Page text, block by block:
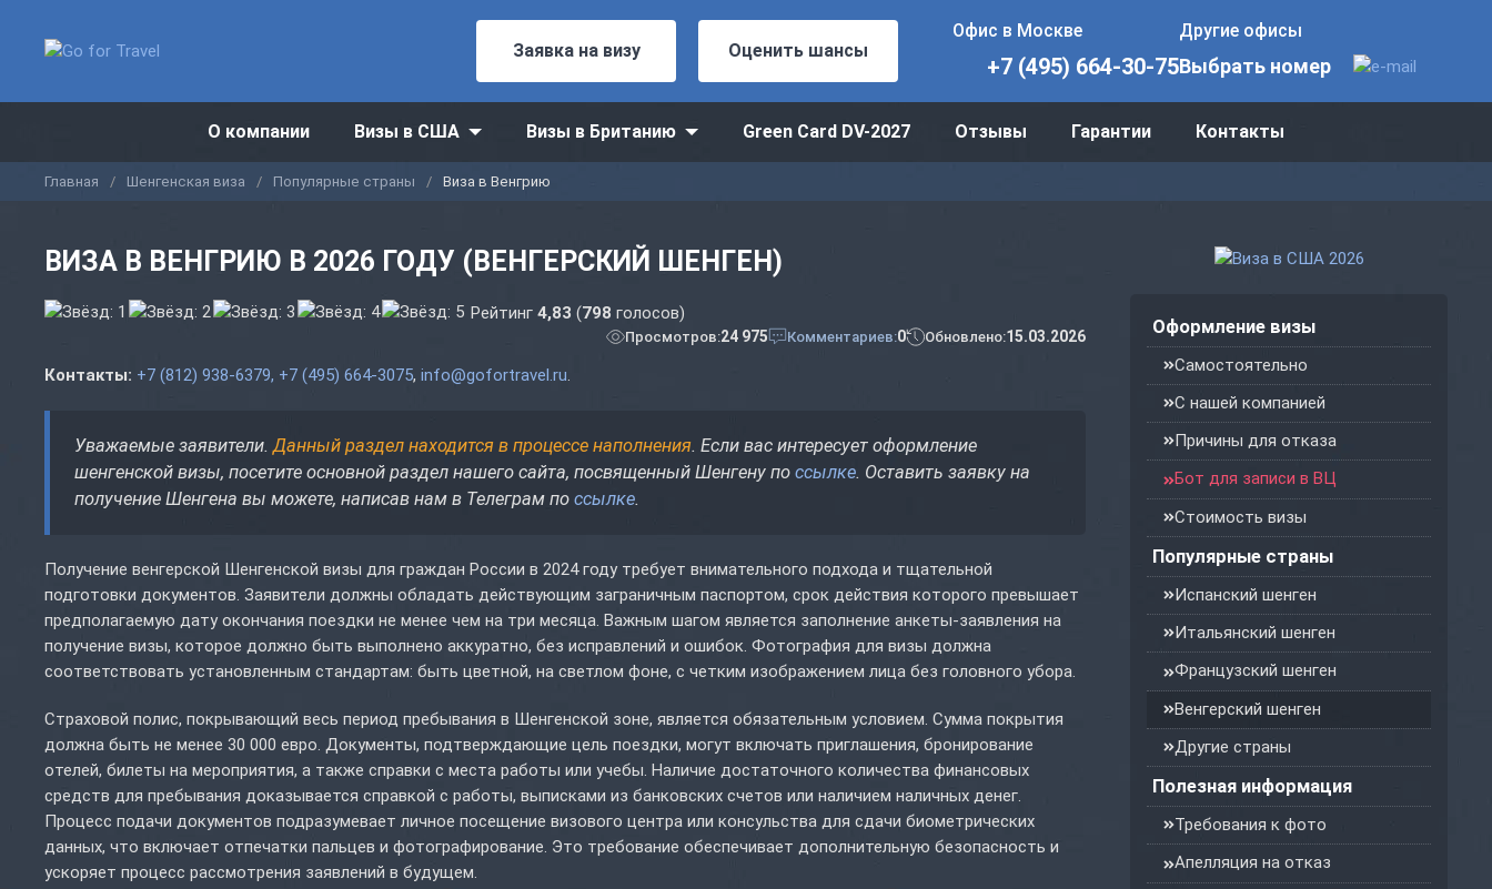
Заявка на визу Оценить шансы
Офис в Москве
+7 (495) 664-30-75
Другие офисы
Выбрать номер
О компании Визы в США Визы в Британию Green Card DV-2027 Отзывы Гарантии Контакты
Главная Шенгенская виза Популярные страны Виза в Венгрию
ВИЗА В ВЕНГРИЮ В 2026 ГОДУ (ВЕНГЕРСКИЙ ШЕНГЕН)
Рейтинг 4,83 (798 голосов)
Просмотров:24 975 Комментариев:0 Обновлено:15.03.2026
Контакты: +7 (812) 938-6379, +7 (495) 664-3075, info@gofortravel.ru
Уважаемые заявители. Данный раздел находится в процессе наполнения. Если вас интересует оформление
шенгенской визы, посетите основной раздел нашего сайта, посвященный Шенгену по ссылке. Оставить заявку на
получение Шенгена вы можете, написав нам в Телеграм по ссылке.
Получение венгерской Шенгенской визы для граждан России в 2024 году требует внимательного подхода и тщательной
подготовки документов. Заявители должны обладать действующим заграничным паспортом, срок действия которого превышает
предполагаемую дату окончания поездки не менее чем на три месяца. Важным шагом является заполнение анкеты-заявления на
получение визы, которое должно быть выполнено аккуратно, без исправлений и ошибок. Фотография для визы должна
соответствовать установленным стандартам: быть цветной, на светлом фоне, с четким изображением лица без головного убора.
Страховой полис, покрывающий весь период пребывания в Шенгенской зоне, является обязательным условием. Сумма покрытия
должна быть не менее 30 000 евро. Документы, подтверждающие цель поездки, могут включать приглашения, бронирование
отелей, билеты на мероприятия, а также справки с места работы или учебы. Наличие достаточного количества финансовых
средств для пребывания доказывается справкой с работы, выписками из банковских счетов или наличием наличных денег.
Процесс подачи документов подразумевает личное посещение визового центра или консульства для сдачи биометрических
данных, что включает отпечатки пальцев и фотографирование. Это требование обеспечивает дополнительную безопасность и
ускоряет процесс рассмотрения заявлений в будущем.
Оформление визы
Самостоятельно
С нашей компанией
Причины для отказа
Бот для записи в ВЦ
Стоимость визы
Популярные страны
Испанский шенген
Итальянский шенген
Французский шенген
Венгерский шенген
Другие страны
Полезная информация
Требования к фото
Апелляция на отказ